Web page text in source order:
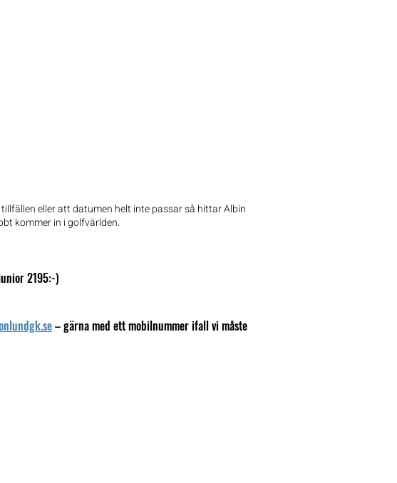
eller att datumen helt inte passar så hittar Albin
kommer in i golfvärlden.
2195:-)
– gärna med ett mobilnummer ifall vi måste